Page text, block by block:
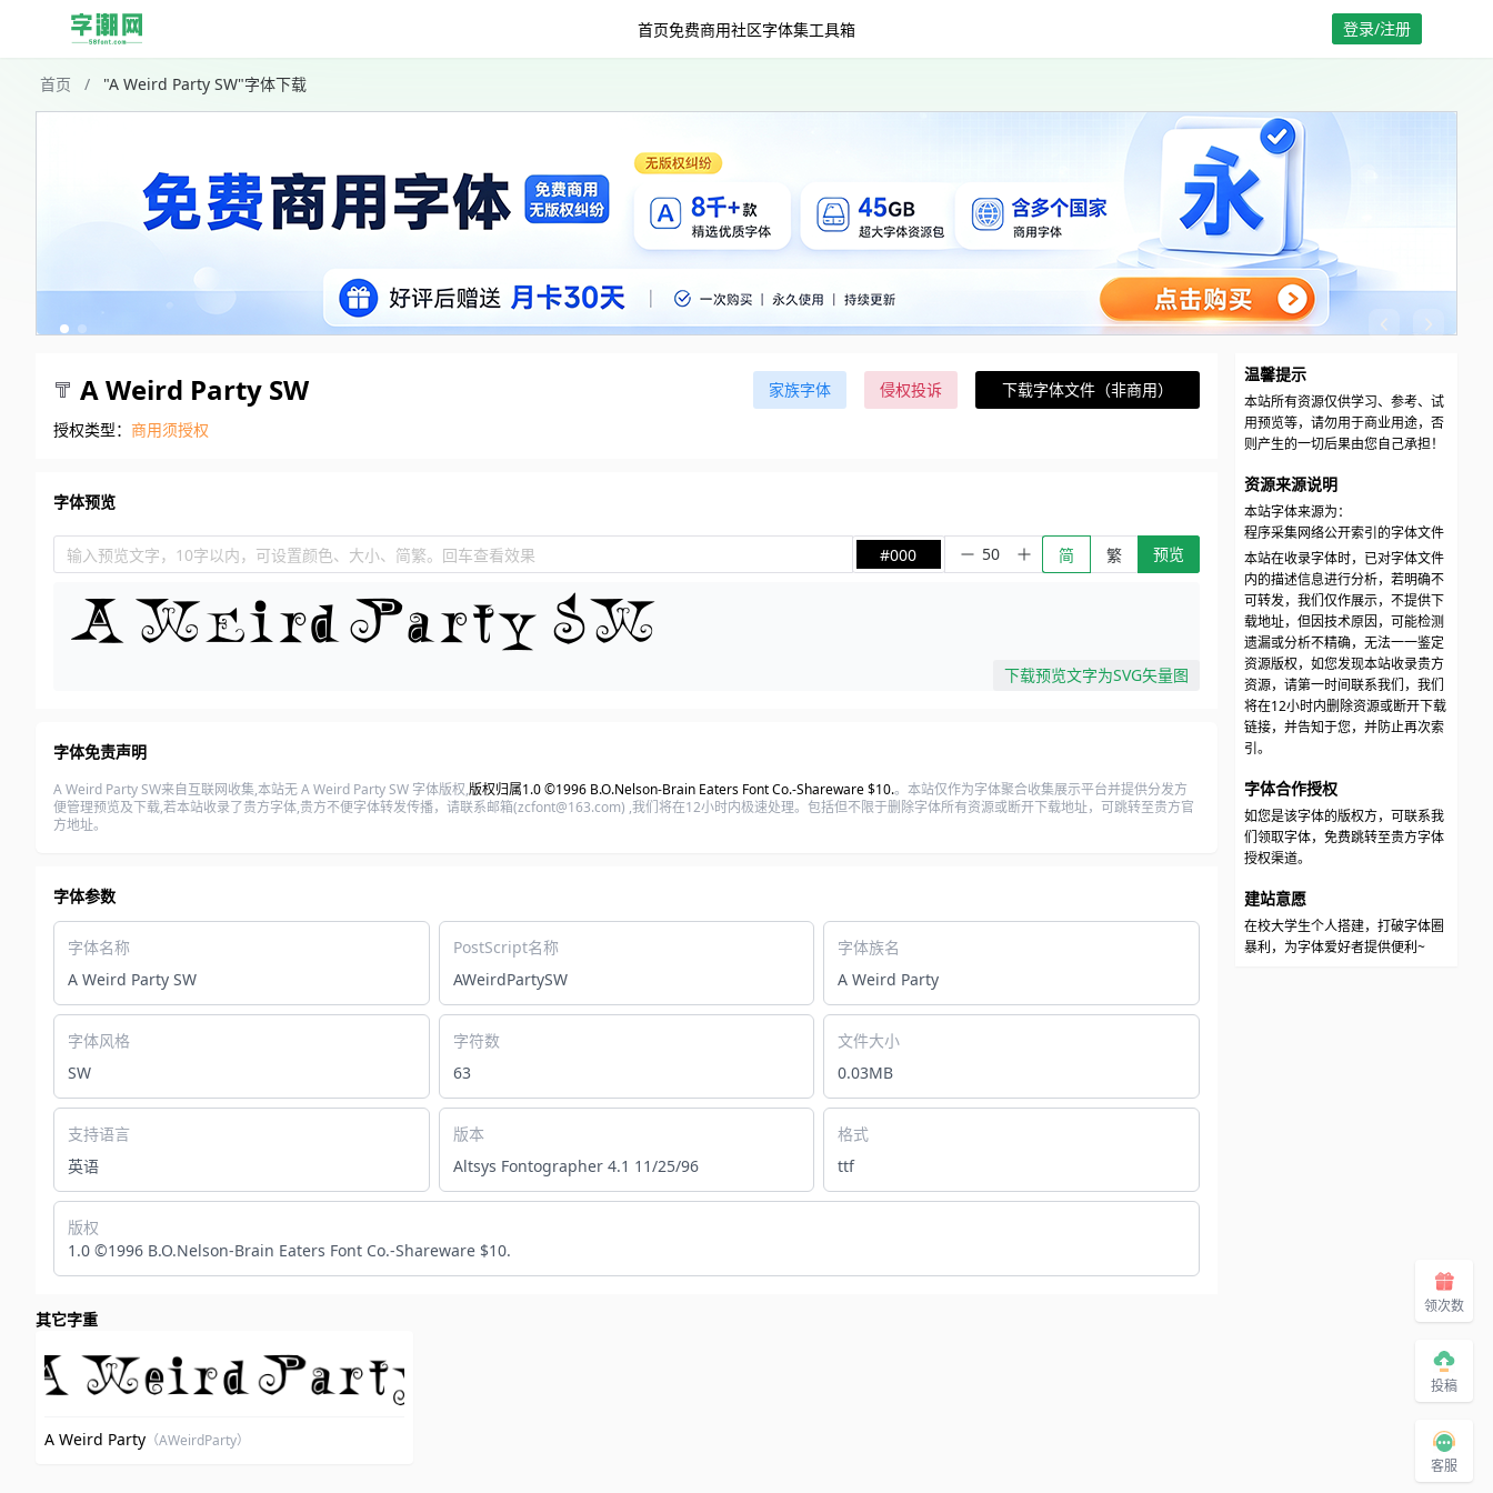
首页免费商用社区字体集工具箱 登录/注册
首页 / "A Weird Party SW"字体下载
A Weird Party SW 家族字体 侵权投诉
下载字体文件（非商用）
授权类型： 商用须授权
字体预览
输入预览文字，10字以内，可设置颜色、大小、简繁。回车查看效果 #000 简 繁 预览
下载预览文字为SVG矢量图
字体免责声明
A Weird Party SW来自互联网收集,本站无 A Weird Party SW 字体版权,版权归属1.0 ©1996 B.O.Nelson‐Brain Eaters Font Co.‐Shareware $10.。本站仅作为字体聚合收集展示平台并提供分发方
便管理预览及下载,若本站收录了贵方字体,贵方不便字体转发传播，请联系邮箱(zcfont@163.com) ,我们将在12小时内极速处理。包括但不限于删除字体所有资源或断开下载地址，可跳转至贵方官
方地址。
字体参数
字体名称
A Weird Party SW
PostScript名称
AWeirdPartySW
字体族名
A Weird Party
字体风格
SW
字符数
63
文件大小
0.03MB
支持语言
英语
版本
Altsys Fontographer 4.1 11/25/96
格式
ttf
版权
1.0 ©1996 B.O.Nelson‐Brain Eaters Font Co.‐Shareware $10.
其它字重
A Weird Party （AWeirdParty）
温馨提示
本站所有资源仅供学习、参考、试
用预览等，请勿用于商业用途，否
则产生的一切后果由您自己承担！
资源来源说明
本站字体来源为：
程序采集网络公开索引的字体文件
本站在收录字体时，已对字体文件
内的描述信息进行分析，若明确不
可转发，我们仅作展示，不提供下
载地址，但因技术原因，可能检测
遗漏或分析不精确，无法一一鉴定
资源版权，如您发现本站收录贵方
资源，请第一时间联系我们，我们
将在12小时内删除资源或断开下载
链接，并告知于您，并防止再次索
引。
字体合作授权
如您是该字体的版权方，可联系我
们领取字体，免费跳转至贵方字体
授权渠道。
建站意愿
在校大学生个人搭建，打破字体圈
暴利，为字体爱好者提供便利~
领次数
投稿
客服